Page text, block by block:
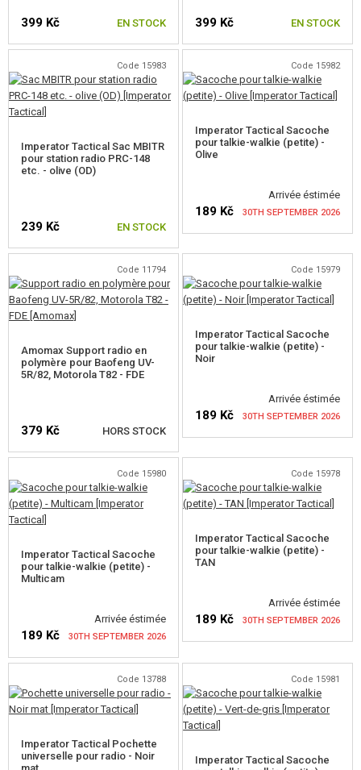
BRASSARD D'ÉQUIPE
PARACORD, CORDES, MOUSQUETONS
AUTRES ACCESSOIRES
CAMOUFLAGE, BANDE CAMOUFLAGE
RADIOS, CASQUES, CAMÉRAS
PIECE DE RECHANGE, UPGRADE
SERVICE ET MAINTENANCE D'RÉPLIQUE
AUTO DÉFENSE, FORMATION, COUTEAUX
CIBLES, CHAMP DE TIR
OUTDOOR, BUSHCRAFT
JEUX DE CONSTRUCTION, MAQUETTES
ARTICLES PROMOTIONNELS
MARCHANDISES ENDOMMAGÉES ET USAGÉES
NOUVEAUTÉS
399 Kč EN STOCK 399 Kč EN STOCK
Code 15983
Imperator Tactical Sac MBITR
pour station radio PRC-148
etc. - olive (OD)
239 Kč EN STOCK
Code 15982
Imperator Tactical Sacoche
pour talkie-walkie (petite) -
Olive
Arrivée éstimée
189 Kč 30TH SEPTEMBER 2026
VÉRIFIER LA DISPONIBILITÉ
Code 11794
Amomax Support radio en
polymère pour Baofeng UV-
5R/82, Motorola T82 - FDE
379 Kč HORS STOCK
VÉRIFIER LA DISPONIBILITÉ
Code 15979
Imperator Tactical Sacoche
pour talkie-walkie (petite) -
Noir
Arrivée éstimée
189 Kč 30TH SEPTEMBER 2026
VÉRIFIER LA DISPONIBILITÉ
Code 15980
Imperator Tactical Sacoche
pour talkie-walkie (petite) -
Multicam
Arrivée éstimée
189 Kč 30TH SEPTEMBER 2026
VÉRIFIER LA DISPONIBILITÉ
Code 15978
Imperator Tactical Sacoche
pour talkie-walkie (petite) -
TAN
Arrivée éstimée
189 Kč 30TH SEPTEMBER 2026
VÉRIFIER LA DISPONIBILITÉ
Code 13788
Imperator Tactical Pochette
universelle pour radio - Noir
Code 15981
Imperator Tactical Sacoche